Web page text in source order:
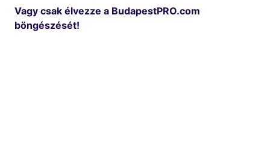
Vagy csak élvezze a BudapestPRO.com
böngészését!